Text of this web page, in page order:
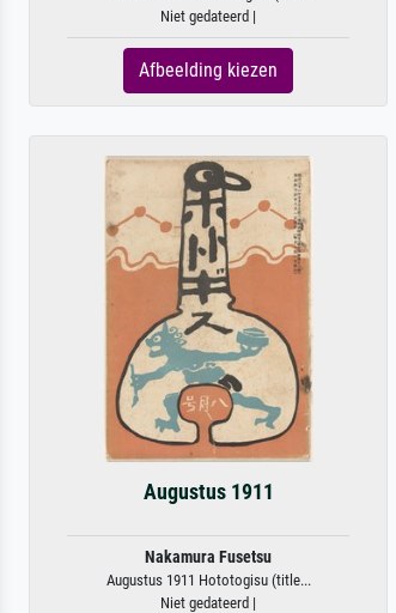
Niet gedateerd |
Afbeelding kiezen
Augustus 1911
Nakamura Fusetsu
Augustus 1911 Hototogisu (title...
Niet gedateerd |